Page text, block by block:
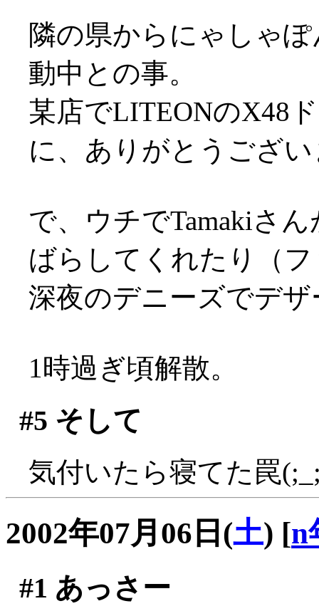
隣の県からにゃしゃ
動中との事。
某店でLITEONのX48
に、ありがとうござ
で、ウチでTamakiさ
ばらしてくれたり（
深夜のデニーズでデ
1時過ぎ頃解散。
#5 そして
気付いたら寝てた罠
2002年07月06日(土) [n
#1 あっさー